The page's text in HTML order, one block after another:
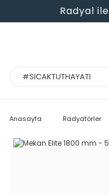
Radyal ile
Anasayfa Radyatörler